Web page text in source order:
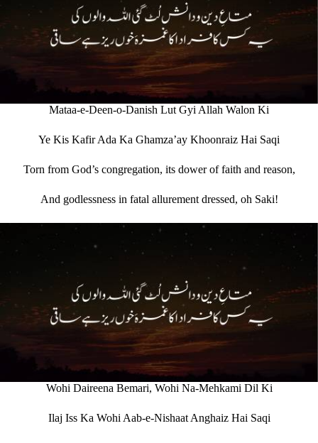
Mataa-e-Deen-o-Danish Lut Gyi Allah Walon Ki
Ye Kis Kafir Ada Ka Ghamza’ay Khoonraiz Hai Saqi
Torn from God’s congregation, its dower of faith and reason,
And godlessness in fatal allurement dressed, oh Saki!
Wohi Daireena Bemari, Wohi Na-Mehkami Dil Ki
Ilaj Iss Ka Wohi Aab-e-Nishaat Anghaiz Hai Saqi